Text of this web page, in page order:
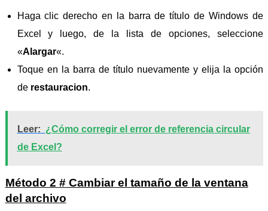
Haga clic derecho en la barra de título de Windows de
Excel y luego, de la lista de opciones, seleccione
«Alargar«.
Toque en la barra de título nuevamente y elija la opción
de restauracion.
Leer: ¿Cómo corregir el error de referencia circular
de Excel?
Método 2 # Cambiar el tamaño de la ventana
del archivo